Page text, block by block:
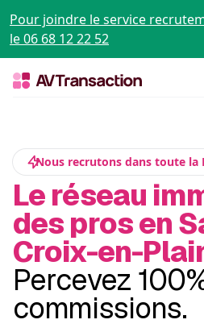
Pour joindre le service
le 06 68 12 22 52
Nous recrutons dans toute la
Le réseau
des pros en
Croix-en-
Percevez
commissions.